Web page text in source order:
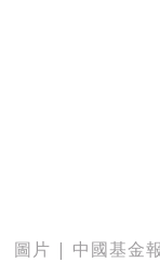
圖片 | 中國基金